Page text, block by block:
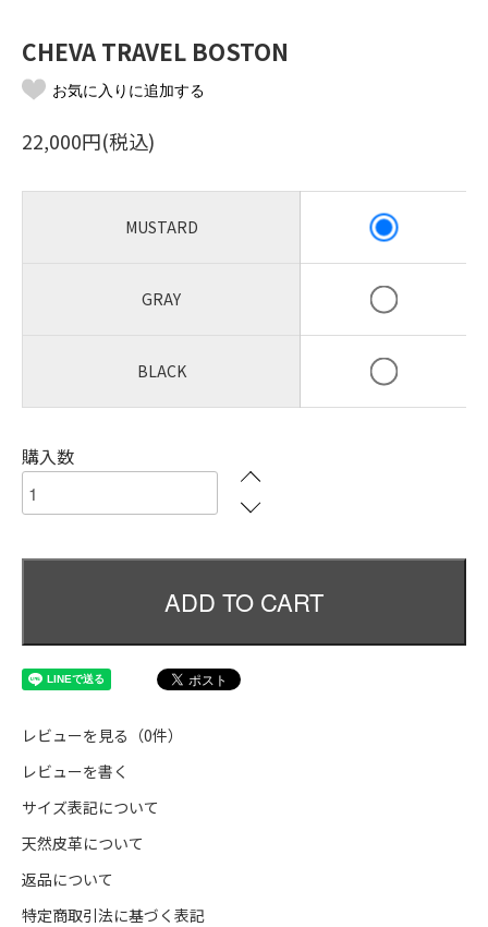
CHEVA TRAVEL BOSTON
22,000円(税込)
MUSTARD
GRAY
BLACK
購入数
ADD TO CART
レビューを見る（0件）
レビューを書く
サイズ表記について
天然皮革について
返品について
特定商取引法に基づく表記